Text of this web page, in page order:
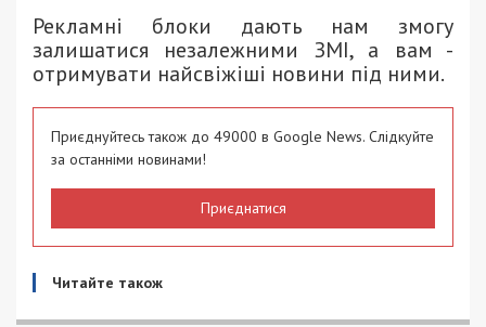
Рекламні блоки дають нам змогу
залишатися незалежними ЗМІ, а вам -
отримувати найсвіжіші новини під ними.
Приєднуйтесь також до 49000 в Google News. Слідкуйте
за останніми новинами!
Приєднатися
Читайте також